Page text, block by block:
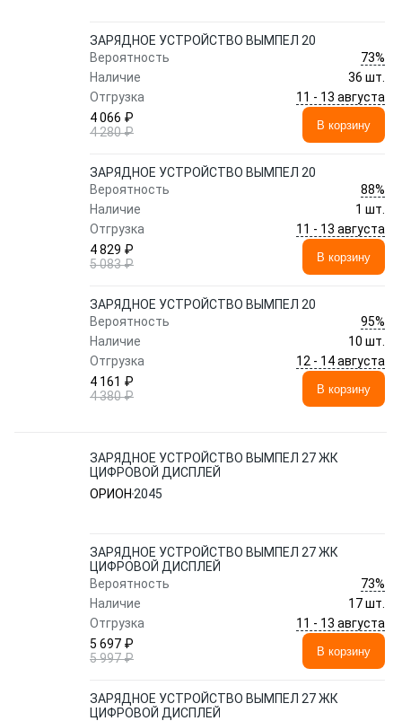
ЗАРЯДНОЕ УСТРОЙСТВО ВЫМПЕЛ 20
Вероятность
73%
Наличие
36 шт.
Отгрузка
11 - 13 августа
4 066 ₽
4 280 ₽
В корзину
ЗАРЯДНОЕ УСТРОЙСТВО ВЫМПЕЛ 20
Вероятность
88%
Наличие
1 шт.
Отгрузка
11 - 13 августа
4 829 ₽
5 083 ₽
В корзину
ЗАРЯДНОЕ УСТРОЙСТВО ВЫМПЕЛ 20
Вероятность
95%
Наличие
10 шт.
Отгрузка
12 - 14 августа
4 161 ₽
4 380 ₽
В корзину
ЗАРЯДНОЕ УСТРОЙСТВО ВЫМПЕЛ 27 ЖК
ЦИФРОВОЙ ДИСПЛЕЙ
ОРИОН 2045
ЗАРЯДНОЕ УСТРОЙСТВО ВЫМПЕЛ 27 ЖК
ЦИФРОВОЙ ДИСПЛЕЙ
Вероятность
73%
Наличие
17 шт.
Отгрузка
11 - 13 августа
5 697 ₽
5 997 ₽
В корзину
ЗАРЯДНОЕ УСТРОЙСТВО ВЫМПЕЛ 27 ЖК
ЦИФРОВОЙ ДИСПЛЕЙ